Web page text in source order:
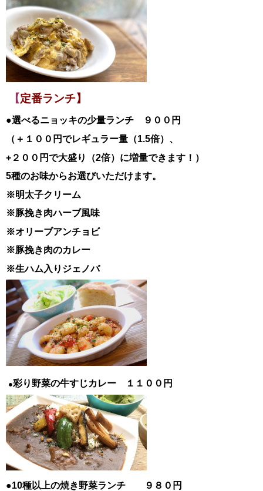
【定番ランチ】
●選べるニョッキの少量ランチ ９００円
（＋１００円でレギュラー量（1.5倍）、
+２００円で大盛り（2倍）に増量できます！）
5種のお味からお選びいただけます。
※明太子クリーム
※豚挽き肉ハーブ風味
※オリーブアンチョビ
※豚挽き肉のカレー
※生ハム入りジェノバ
●彩り野菜の牛すじカレー １１００円
●10種以上の焼き野菜ランチ ９８０円